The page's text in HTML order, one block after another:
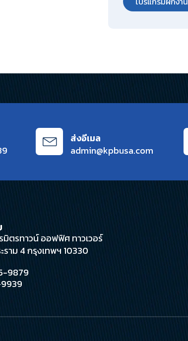
ส่งอีเมล
admin@kpbusa.com
มิตรทาวน์ ออฟฟิศ ทาวเวอร์
าม 4 กรุงเทพฯ 10330
9879